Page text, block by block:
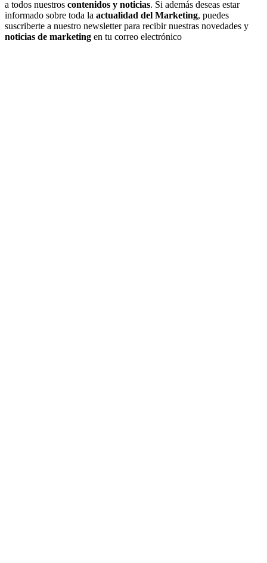
a todos nuestros contenidos y noticias. Si además deseas estar
informado sobre toda la actualidad del Marketing, puedes
suscriberte a nuestro newsletter para recibir nuestras novedades y
noticias de marketing en tu correo electrónico